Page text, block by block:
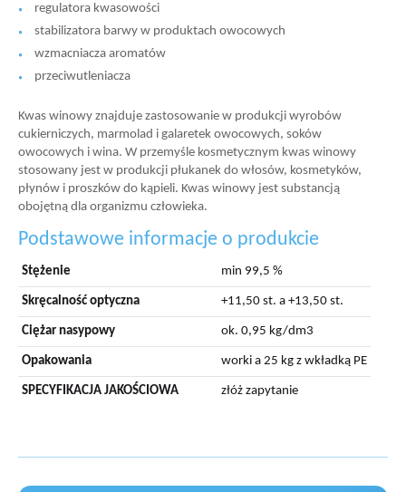
regulatora kwasowości
stabilizatora barwy w produktach owocowych
wzmacniacza aromatów
przeciwutleniacza
Kwas winowy znajduje zastosowanie w produkcji wyrobów
cukierniczych, marmolad i galaretek owocowych, soków
owocowych i wina. W przemyśle kosmetycznym kwas winowy
stosowany jest w produkcji płukanek do włosów, kosmetyków,
płynów i proszków do kąpieli. Kwas winowy jest substancją
obojętną dla organizmu człowieka.
Podstawowe informacje o produkcie
Stężenie min 99,5 %
Skręcalność optyczna +11,50 st. a +13,50 st.
Ciężar nasypowy ok. 0,95 kg/dm3
Opakowania worki a 25 kg z wkładką PE
SPECYFIKACJA JAKOŚCIOWA złóż zapytanie